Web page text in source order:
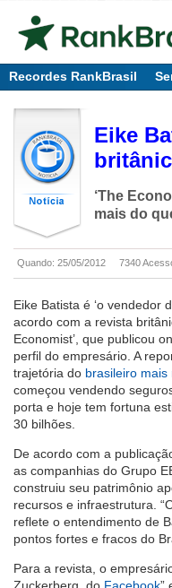
Recordes RankBrasil
Eike
‘The
mais do
Quando: 25/05/2012 7340
Eike Batista é ‘o vendedor
acordo com a revista
Economist’, que publicou
perfil do empresário. A
trajetória do brasileiro mais
começou vendendo
porta e hoje tem fortuna
30 bilhões.
De acordo com a
as companhias do Grupo
construiu seu patrimônio
recursos e infraestrutura.
reflete o entendimento de
pontos fortes e fracos do
Para a revista, o